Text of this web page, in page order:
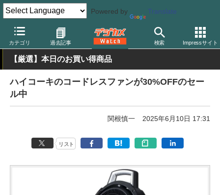
Powered by Translate
カテゴリ 過去記事 検索 Impressサイト
デジカメ Watch 撮影用品
【厳選】本日のお買い得商品
ハイコーキのコードレスファンが30%OFFのセー
ル中
関根慎一 2025年6月10日 17:31
リスト